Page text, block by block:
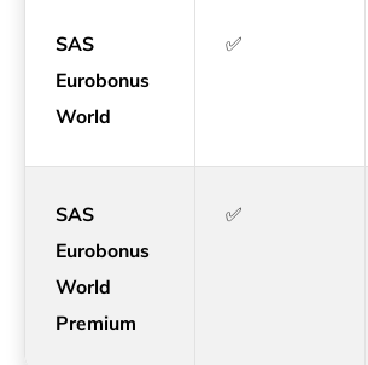
SAS
Eurobonus
World
✅
SAS
Eurobonus
World
Premium
✅